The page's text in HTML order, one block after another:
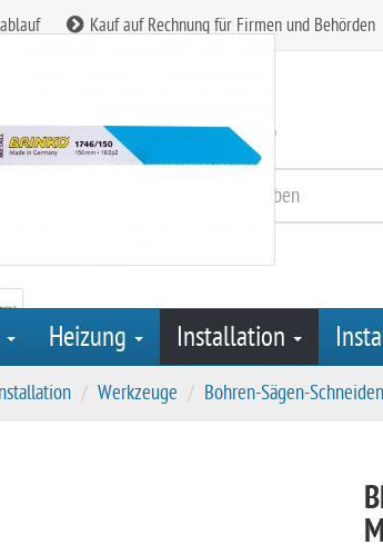
Kauf auf Rechnung für Firmen und Behörden
08165 / 90 85 260
Heizung Installation
Installation Werkzeuge Bohren-Sägen-Schneiden